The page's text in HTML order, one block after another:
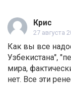
Крис
27 августа
Как вы все
Узбекистана",
мира,
нет. Все эти